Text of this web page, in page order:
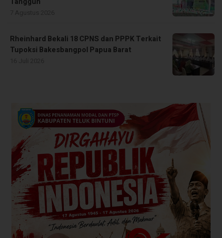
Rheinhard Bekali 18 CPNS dan PPPK Terkait
Tupoksi Bakesbangpol Papua Barat